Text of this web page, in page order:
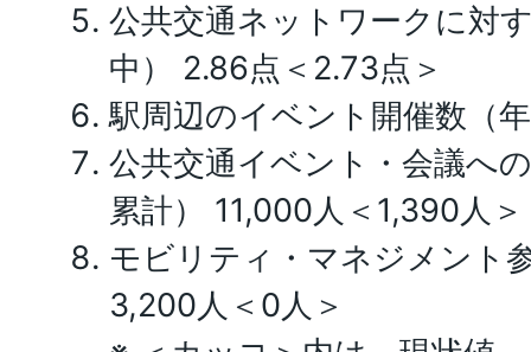
公共交通ネットワークに対
中） 2.86点＜2.73点＞
駅周辺のイベント開催数（
公共交通イベント・会議へ
累計） 11,000人＜1,390人＞
モビリティ・マネジメント
3,200人＜0人＞